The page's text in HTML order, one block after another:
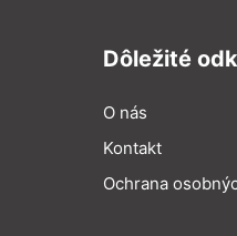
Dôležité
O nás
Kontakt
Ochrana